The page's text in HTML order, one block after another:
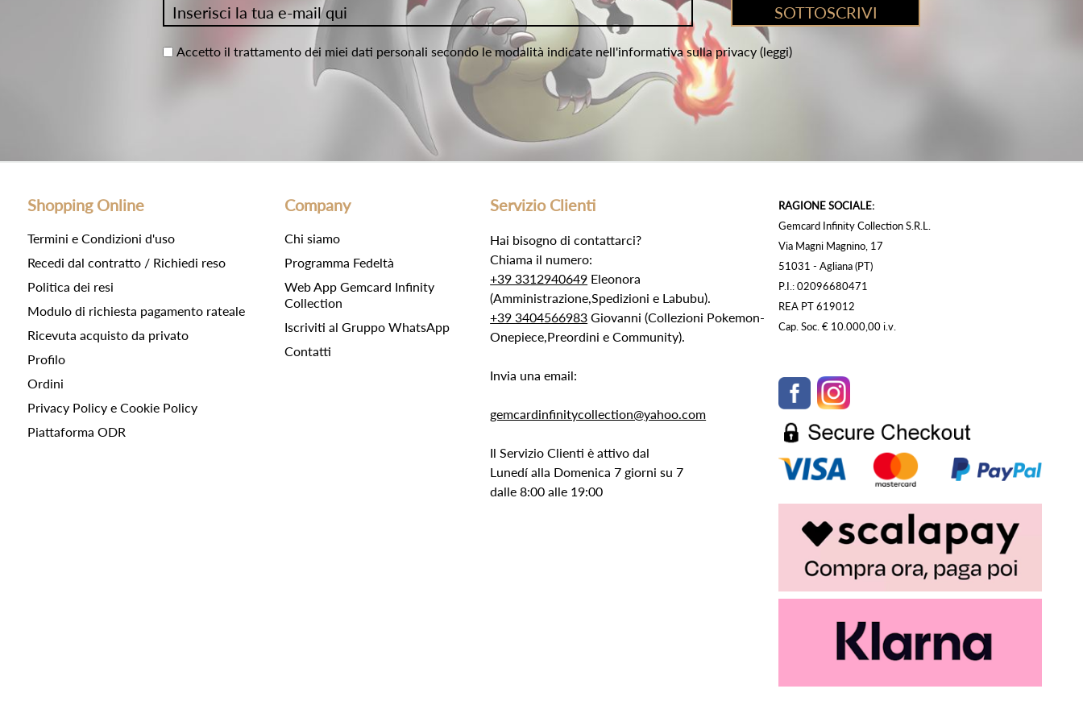
Accetto il trattamento dei miei dati personali secondo le modalità indicate nell'informativa sulla privacy (leggi)
Shopping Online
Termini e Condizioni d'uso
Recedi dal contratto / Richiedi reso
Politica dei resi
Modulo di richiesta pagamento rateale
Ricevuta acquisto da privato
Profilo
Ordini
Privacy Policy e Cookie Policy
Piattaforma ODR
Company
Chi siamo
Programma Fedeltà
Web App Gemcard Infinity
Collection
Iscriviti al Gruppo WhatsApp
Contatti
Servizio Clienti
Hai bisogno di contattarci?
Chiama il numero:
+39 3312940649 Eleonora
(Amministrazione,Spedizioni e Labubu).
+39 3404566983 Giovanni (Collezioni Pokemon-
Onepiece,Preordini e Community).
Invia una email:
gemcardinfinitycollection@yahoo.com
Il Servizio Clienti è attivo dal
Lunedí alla Domenica 7 giorni su 7
dalle 8:00 alle 19:00
RAGIONE SOCIALE:
Gemcard Infinity Collection S.R.L.
Via Magni Magnino, 17
51031 - Agliana (PT)
P.I.: 02096680471
REA PT 619012
Cap. Soc. € 10.000,00 i.v.